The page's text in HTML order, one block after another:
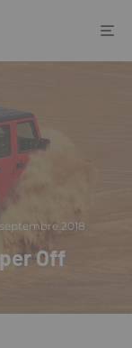
2018
Off